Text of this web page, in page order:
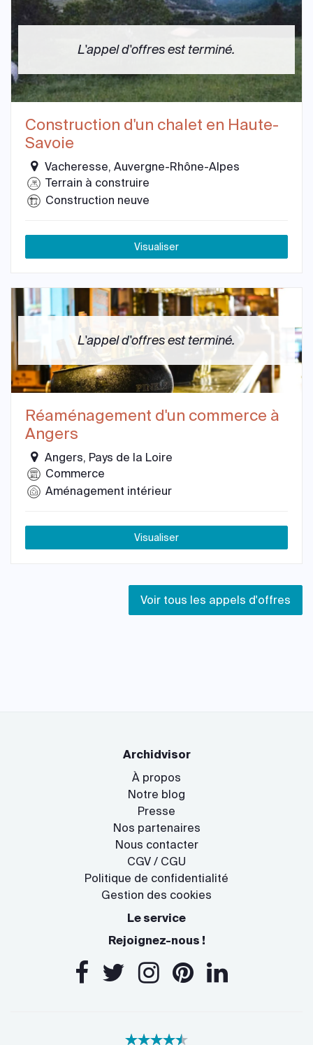
les Cookies !
On a attendu d'être sûrs que le contenu de
L'appel d'offres est terminé.
Construction d'un chalet en Haute-
Savoie
Vacheresse, Auvergne-Rhône-Alpes
Terrain à construire
Construction neuve
Visualiser
L'appel d'offres est terminé.
Réaménagement d'un commerce à
Angers
Angers, Pays de la Loire
Commerce
Aménagement intérieur
Visualiser
Voir tous les appels d'offres
Archidvisor
À propos
Notre blog
Presse
Nos partenaires
Nous contacter
CGV / CGU
Politique de confidentialité
Gestion des cookies
Le service
Rejoignez-nous !